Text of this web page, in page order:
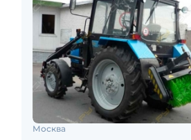
Москва